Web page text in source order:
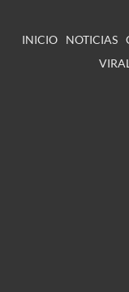
INICIO
NOTICIAS
VIRAL